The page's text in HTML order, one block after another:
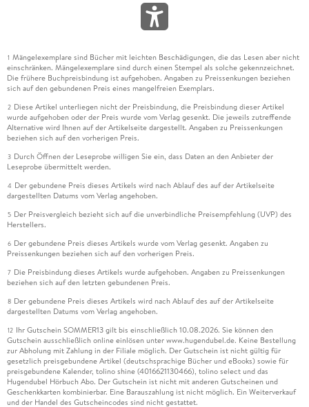
1 Mängelexemplare sind Bücher mit leichten Beschädigungen, die das Lesen aber nicht
einschränken. Mängelexemplare sind durch einen Stempel als solche gekennzeichnet.
Die frühere Buchpreisbindung ist aufgehoben. Angaben zu Preissenkungen beziehen
sich auf den gebundenen Preis eines mangelfreien Exemplars.
2 Diese Artikel unterliegen nicht der Preisbindung, die Preisbindung dieser Artikel
wurde aufgehoben oder der Preis wurde vom Verlag gesenkt. Die jeweils zutreffende
Alternative wird Ihnen auf der Artikelseite dargestellt. Angaben zu Preissenkungen
beziehen sich auf den vorherigen Preis.
3 Durch Öffnen der Leseprobe willigen Sie ein, dass Daten an den Anbieter der
Leseprobe übermittelt werden.
4 Der gebundene Preis dieses Artikels wird nach Ablauf des auf der Artikelseite
dargestellten Datums vom Verlag angehoben.
5 Der Preisvergleich bezieht sich auf die unverbindliche Preisempfehlung (UVP) des
Herstellers.
6 Der gebundene Preis dieses Artikels wurde vom Verlag gesenkt. Angaben zu
Preissenkungen beziehen sich auf den vorherigen Preis.
7 Die Preisbindung dieses Artikels wurde aufgehoben. Angaben zu Preissenkungen
beziehen sich auf den letzten gebundenen Preis.
8 Der gebundene Preis dieses Artikels wird nach Ablauf des auf der Artikelseite
dargestellten Datums vom Verlag angehoben.
12 Ihr Gutschein SOMMER13 gilt bis einschließlich 10.08.2026. Sie können den
Gutschein ausschließlich online einlösen unter www.hugendubel.de. Keine Bestellung
zur Abholung mit Zahlung in der Filiale möglich. Der Gutschein ist nicht gültig für
gesetzlich preisgebundene Artikel (deutschsprachige Bücher und eBooks) sowie für
preisgebundene Kalender, tolino shine (4016621130466), tolino select und das
Hugendubel Hörbuch Abo. Der Gutschein ist nicht mit anderen Gutscheinen und
Geschenkkarten kombinierbar. Eine Barauszahlung ist nicht möglich. Ein Weiterverkauf
und der Handel des Gutscheincodes sind nicht gestattet.